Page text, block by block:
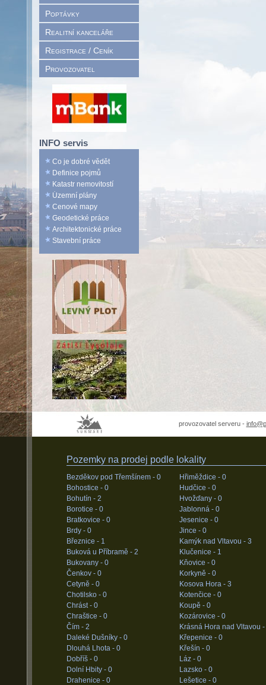
Poptávky
Realitní kanceláře
Registrace / Ceník
Provozovatel
INFO servis
Co je dobré vědět
Definice pojmů
Katastr nemovitostí
Územní plány
Cenové mapy
Geodetické práce
Architektonické práce
Stavební práce
provozovatel serveru -
Pozemky na prodej podle lokality
Bezděkov pod Třemšínem - 0
Bohostice - 0
Bohutín - 2
Borotice - 0
Bratkovice - 0
Brdy - 0
Březnice - 1
Buková u Příbramě - 2
Bukovany - 0
Čenkov - 0
Cetyně - 0
Chotilsko - 0
Chrást - 0
Chraštice - 0
Čím - 2
Daleké Dušníky - 0
Dlouhá Lhota - 0
Dobříš - 0
Dolní Hbity - 0
Drahenice - 0
Hřiměždice - 0
Hudčice - 0
Hvožďany - 0
Jablonná - 0
Jesenice - 0
Jince - 0
Kamýk nad Vltavou - 3
Klučenice - 1
Kňovice - 0
Korkyně - 0
Kosova Hora - 3
Kotenčice - 0
Koupě - 0
Kozárovice - 0
Krásná Hora nad Vltavou -
Křepenice - 0
Křešín - 0
Láz - 0
Lazsko - 0
Lešetice - 0